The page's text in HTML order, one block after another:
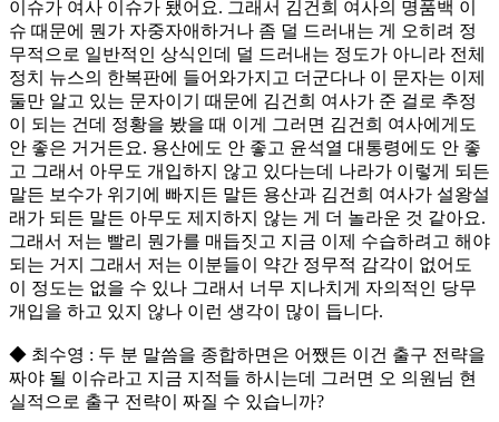
이슈가 여사 이슈가 됐어요. 그래서 김건희 여사의 명품백 이
슈 때문에 뭔가 자중자애하거나 좀 덜 드러내는 게 오히려 정
무적으로 일반적인 상식인데 덜 드러내는 정도가 아니라 전체
정치 뉴스의 한복판에 들어와가지고 더군다나 이 문자는 이제
둘만 알고 있는 문자이기 때문에 김건희 여사가 준 걸로 추정
이 되는 건데 정황을 봤을 때 이게 그러면 김건희 여사에게도
안 좋은 거거든요. 용산에도 안 좋고 윤석열 대통령에도 안 좋
고 그래서 아무도 개입하지 않고 있다는데 나라가 이렇게 되든
말든 보수가 위기에 빠지든 말든 용산과 김건희 여사가 설왕설
래가 되든 말든 아무도 제지하지 않는 게 더 놀라운 것 같아요.
그래서 저는 빨리 뭔가를 매듭짓고 지금 이제 수습하려고 해야
되는 거지 그래서 저는 이분들이 약간 정무적 감각이 없어도
이 정도는 없을 수 있나 그래서 너무 지나치게 자의적인 당무
개입을 하고 있지 않나 이런 생각이 많이 듭니다.
◆ 최수영 : 두 분 말씀을 종합하면은 어쨌든 이건 출구 전략을
짜야 될 이슈라고 지금 지적들 하시는데 그러면 오 의원님 현
실적으로 출구 전략이 짜질 수 있습니까?